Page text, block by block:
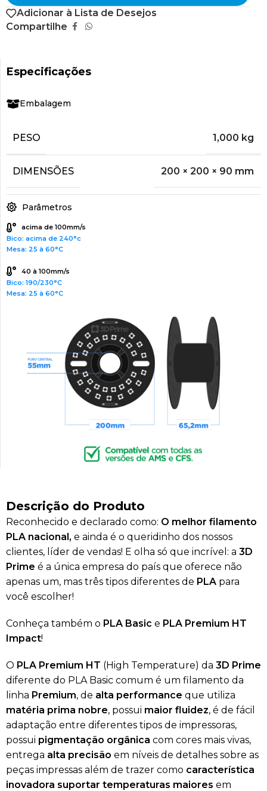
Adicionar à Lista de Desejos
Compartilhe
Especificações
Embalagem
PESO 1,000 kg
DIMENSÕES 200 × 200 × 90 mm
Parâmetros
acima de 100mm/s
Bico: acima de 240°c
Mesa: 25 à 60°C
40 à 100mm/s
Bico: 190/230°C
Mesa: 25 à 60°C
Descrição do Produto
Reconhecido e declarado como: O melhor filamento
PLA nacional, e ainda é o queridinho dos nossos
clientes, líder de vendas! E olha só que incrível: a 3D
Prime é a única empresa do país que oferece não
apenas um, mas três tipos diferentes de PLA para
você escolher!
Conheça também o PLA Basic e PLA Premium HT
Impact!
O PLA Premium HT (High Temperature) da 3D Prime
diferente do PLA Basic comum é um filamento da
linha Premium, de alta performance que utiliza
matéria prima nobre, possui maior fluidez, é de fácil
adaptação entre diferentes tipos de impressoras,
possui pigmentação orgânica com cores mais vivas,
entrega alta precisão em níveis de detalhes sobre as
peças impressas além de trazer como característica
inovadora suportar temperaturas maiores em